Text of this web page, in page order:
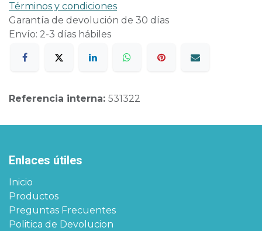
Términos y condiciones
Garantía de devolución de 30 días
Envío: 2-3 días hábiles
Referencia interna: 531322
Enlaces útiles
Inicio
Productos
Preguntas Frecuentes
Politica de Devolucion